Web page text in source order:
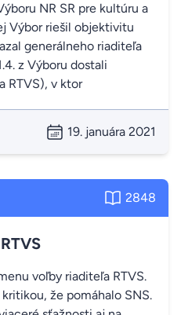
NR SR pre kultúru a
Výbor riešil objektivitu
generálneho riaditeľa
z Výboru dostali
RTVS), v ktor
19. januára 2021
2848
voľby riaditeľa RTVS.
že pomáhalo SNS.